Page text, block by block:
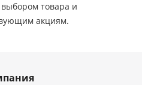
товара и
акциям.